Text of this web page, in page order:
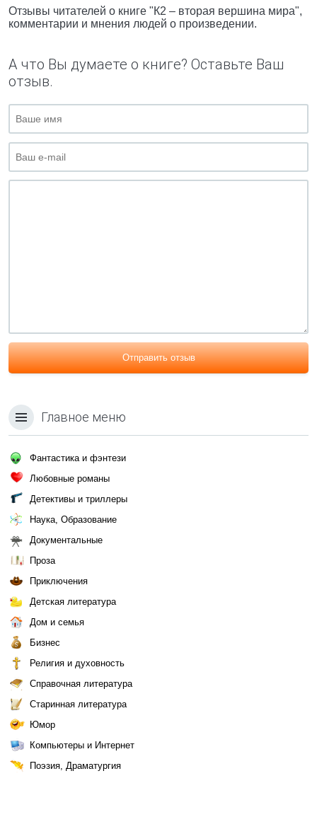
Отзывы читателей о книге "К2 – вторая вершина мира",
комментарии и мнения людей о произведении.
А что Вы думаете о книге? Оставьте Ваш
отзыв.
Отправить отзыв
Главное меню
Фантастика и фэнтези
Любовные романы
Детективы и триллеры
Наука, Образование
Документальные
Проза
Приключения
Детская литература
Дом и семья
Бизнес
Религия и духовность
Справочная литература
Старинная литература
Юмор
Компьютеры и Интернет
Поэзия, Драматургия